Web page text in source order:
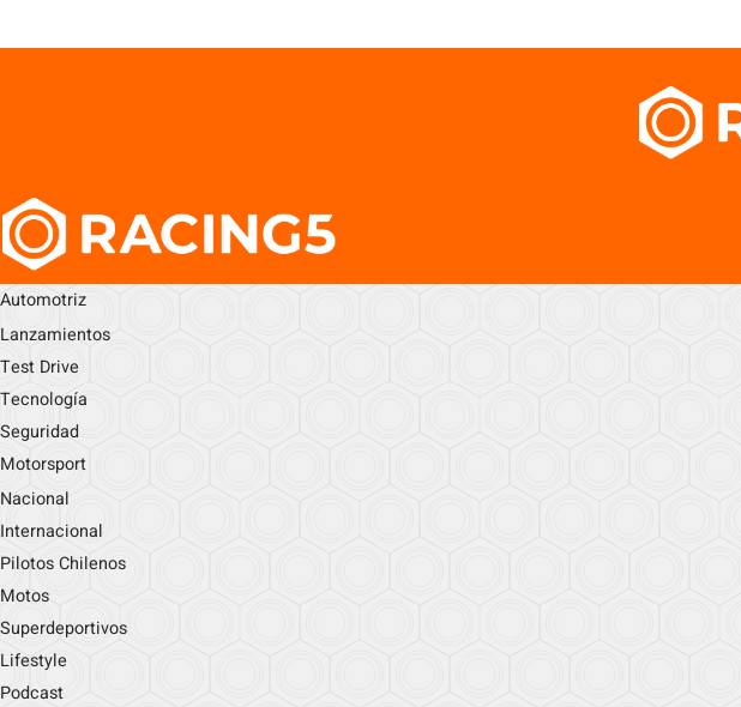
Automotriz
Lanzamientos
Test Drive
Tecnología
Seguridad
Motorsport
Nacional
Internacional
Pilotos Chilenos
Motos
Superdeportivos
Lifestyle
Podcast